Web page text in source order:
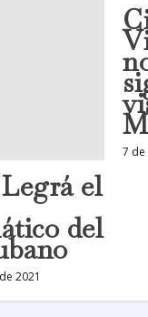
el
del
2021
7 de